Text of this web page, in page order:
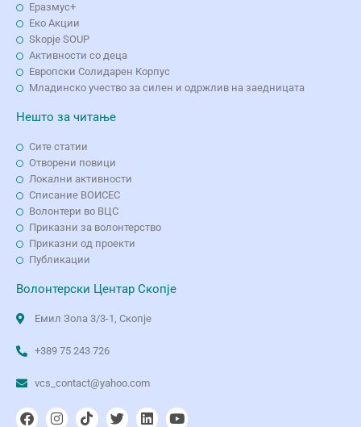
Еразмус+
Еко Aкции
Skopje SOUP
Активности со деца
Европски Солидарен Корпус
Младинско учество за силен и одржлив на заедницата
Нешто за читање
Сите статии
Отворени повици
Локални активности
Списание ВОИСЕС
Волонтери во ВЦС
Приказни за волонтерство
Приказни од проекти
Публикации
Волонтерски Центар Скопје
Емил Зола 3/3-1, Скопје
+389 75 243 726
vcs_contact@yahoo.com